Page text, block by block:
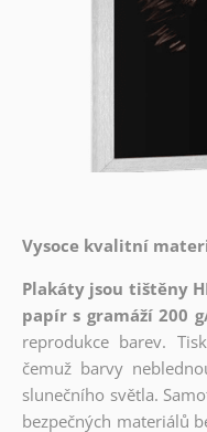
Vysoce kvalitní
Plakáty jsou tištěny
papír s gramáží 200
reprodukce barev.
čemuž barvy
slunečního světla.
bezpečných materiálů